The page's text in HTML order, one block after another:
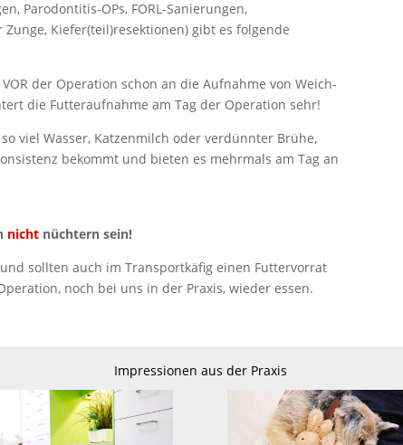
Parodontitis-OPs, FORL-Sanierungen,
Kiefer(teil)resektionen) gibt es folgende
der Operation schon an die Aufnahme von Weich-
die Futteraufnahme am Tag der Operation sehr!
viel Wasser, Katzenmilch oder verdünnter Brühe,
bekommt und bieten es mehrmals am Tag an
nicht nüchtern sein!
sollten auch im Transportkäfig einen Futtervorrat
noch bei uns in der Praxis, wieder essen.
Impressionen aus der Praxis